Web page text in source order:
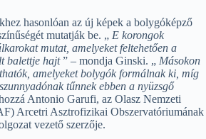
hasonlóan az új képek a bolygóképző
mutatják be. „ E korongok
mutat, amelyeket feltehetően a
balettje hajt” – mondja Ginski. „ Másokon
amelyeket bolygók formálnak ki, míg
tűnnek ebben a nyüzsgő
Antonio Garufi, az Olasz Nemzeti
Arcetri Asztrofizikai Obszervatóriumának
vezető szerzője.